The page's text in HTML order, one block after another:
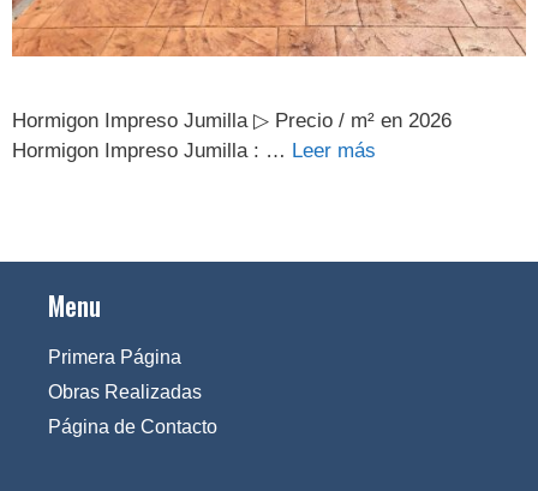
Hormigon Impreso Jumilla ▷ Precio / m² en 2026
Hormigon Impreso Jumilla : … Leer más
Menu
Primera Página
Obras Realizadas
Página de Contacto